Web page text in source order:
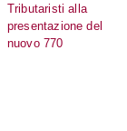
Tributaristi alla
presentazione del
nuovo 770